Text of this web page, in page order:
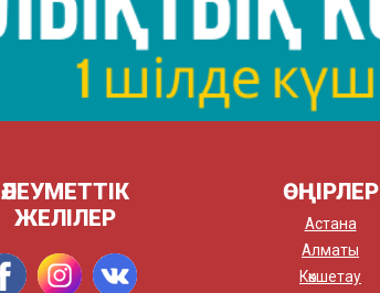
ӘЛЕУМЕТТІК
ЖЕЛІЛЕР
ӨҢІРЛЕР
Астана
Алматы
Көкшетау